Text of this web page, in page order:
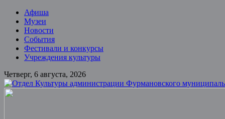
Skip
content
Афиша
Музеи
Новости
События
Фестивали и конкурсы
Учреждения культуры
Четверг, 6 августа, 2026